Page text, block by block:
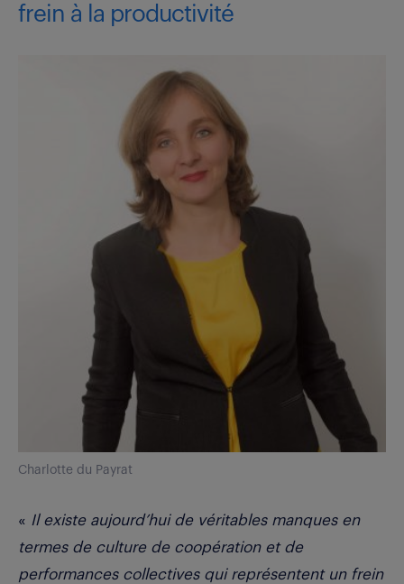
frein à la productivité
Charlotte du Payrat
« Il existe aujourd’hui de véritables manques en
termes de culture de coopération et de
performances collectives qui représentent un frein